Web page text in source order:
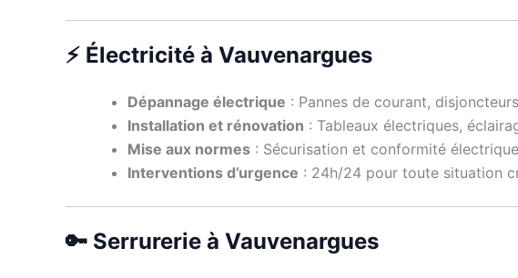
⚡ Électricité à Vauvenargues
Dépannage électrique : Pannes de courant,
Installation et rénovation : Tableaux électriques,
Mise aux normes : Sécurisation et conformité
Interventions d’urgence : 24h/24 pour toute situation
🔑 Serrurerie à Vauvenargues